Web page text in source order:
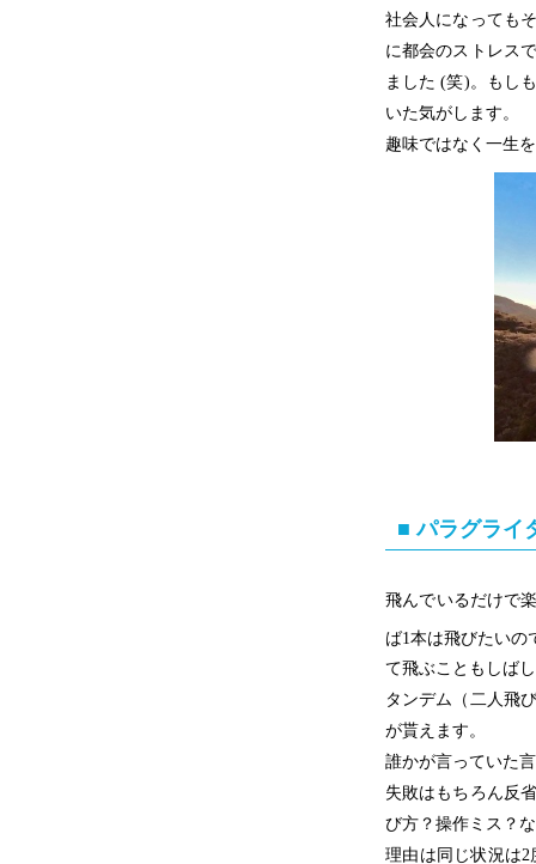
社会人になっても
に都会のストレス
ました (笑)。もし
いた気がします。
趣味ではなく一生
■ パラグライ
飛んでいるだけで
ば1本は飛びたいの
て飛ぶこともしば
タンデム（二人飛
が貰えます。
誰かが言っていた
失敗はもちろん反
び方？操作ミス？
理由は同じ状況は